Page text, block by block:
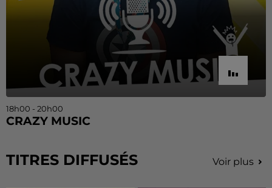
18h00 - 20h00
CRAZY MUSIC
TITRES DIFFUSÉS Voir plus